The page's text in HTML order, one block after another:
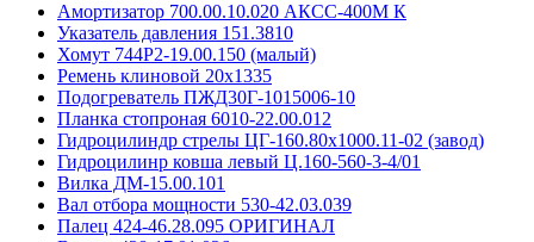
Амортизатор 700.00.10.020 АКСС-400М К
Указатель давления 151.3810
Хомут 744Р2-19.00.150 (малый)
Ремень клиновой 20х1335
Подогреватель ПЖД30Г-1015006-10
Планка стопроная 6010-22.00.012
Гидроцилиндр стрелы ЦГ-160.80х1000.11-02 (завод)
Гидроцилинр ковша левый Ц.160-560-3-4/01
Вилка ДМ-15.00.101
Вал отбора мощности 530-42.03.039
Палец 424-46.28.095 ОРИГИНАЛ